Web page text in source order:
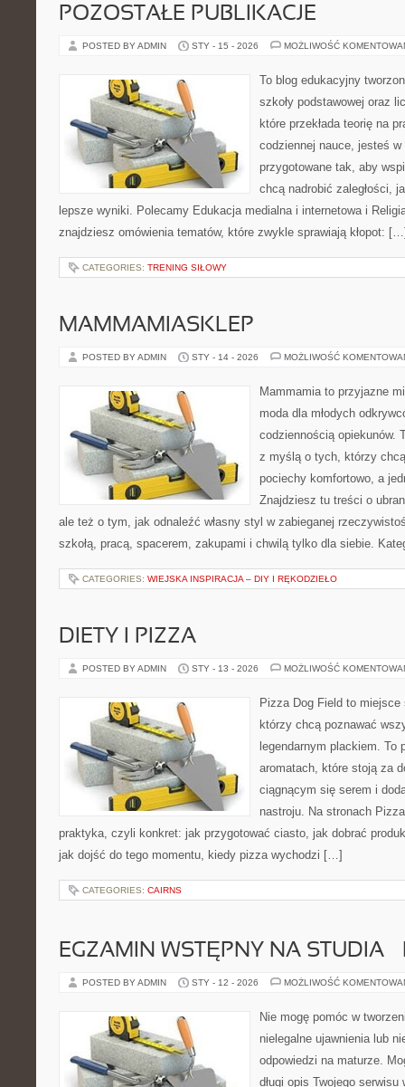
POZOSTAŁE PUBLIKACJE
POSTED BY ADMIN STY - 15 - 2026 MOŻLIWOŚĆ
To blog edukacyjny
szkoły podstawowej oraz
które przekłada teorię na
codziennej nauce, jesteś
przygotowane tak, aby
chcą nadrobić zaległości,
lepsze wyniki. Polecamy Edukacja medialna i internetowa i
znajdziesz omówienia tematów, które zwykle sprawiają kłopot:
CATEGORIES: TRENING SIŁOWY
MAMMAMIASKLEP
POSTED BY ADMIN STY - 14 - 2026 MOŻLIWOŚĆ
Mammamia to przyjazne
moda dla młodych
codziennością opiekunów.
z myślą o tych, którzy
pociechy komfortowo, a
Znajdziesz tu treści o
ale też o tym, jak odnaleźć własny styl w zabieganej
szkołą, pracą, spacerem, zakupami i chwilą tylko dla siebie.
CATEGORIES: WIEJSKA INSPIRACJA – DIY I RĘKODZIEŁO
DIETY I PIZZA
POSTED BY ADMIN STY - 13 - 2026 MOŻLIWOŚĆ
Pizza Dog Field to
którzy chcą poznawać
legendarnym plackiem. To
aromatach, które stoją za
ciągnącym się serem i
nastroju. Na stronach
praktyka, czyli konkret: jak przygotować ciasto, jak dobrać
jak dojść do tego momentu, kiedy pizza wychodzi […]
CATEGORIES: CAIRNS
EGZAMIN WSTĘPNY NA STUDIA
POSTED BY ADMIN STY - 12 - 2026 MOŻLIWOŚĆ
Nie mogę pomóc w
nielegalne ujawnienia lub
odpowiedzi na maturze.
długi opis Twojego